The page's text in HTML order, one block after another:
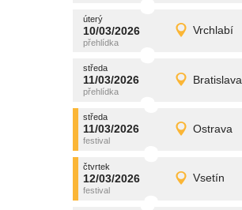
úterý
10/03/2026 Vrchlabí
úterý
10/03/2026 Detail
promítání
středa
11/03/2026 Bratislava
středa
11/03/2026 Detail
promítání
středa
11/03/2026 Ostrava
středa
11/03/2026 Detail
promítání
čtvrtek
12/03/2026 Vsetín
čtvrtek
12/03/2026 Detail
promítání